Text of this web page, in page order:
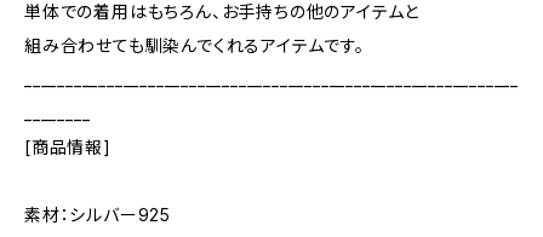
単体での着用はもちろん、お手持ちの他のアイテムと
組み合わせても馴染んでくれるアイテムです。
[商品情報]
素材：シルバー925